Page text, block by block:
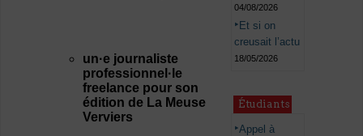
un·e journaliste
professionnel·le
freelance pour son
édition de La Meuse
Verviers
04/08/2026
Et si on
creusait l’actu
18/05/2026
Étudiants
Appel à